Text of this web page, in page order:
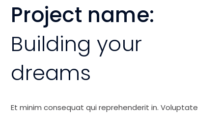
Project name:
Building your
dreams
Et minim consequat qui reprehenderit in. Voluptate